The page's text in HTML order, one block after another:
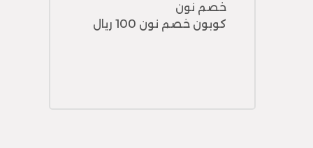
خصم نون
كوبون خصم نون 100 ريال